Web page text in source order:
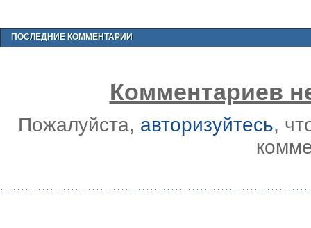
ПОСЛЕДНИЕ КОММЕНТАРИИ
Комментариев
Пожалуйста, авторизуйтесь,